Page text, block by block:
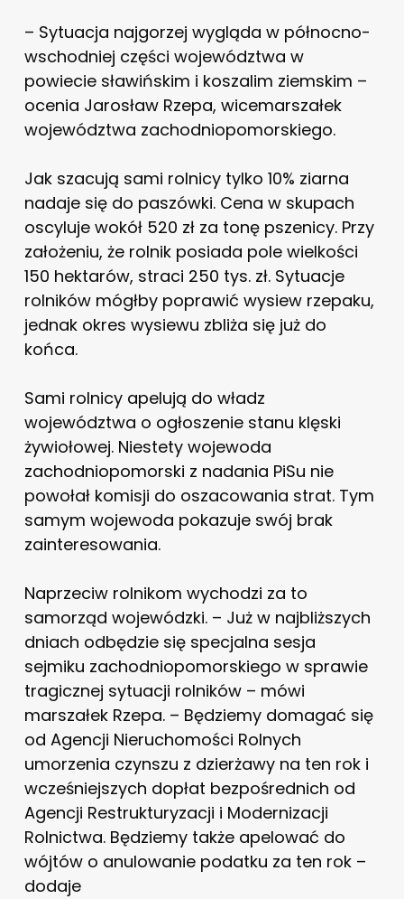
– Sytuacja najgorzej wygląda w północno-
wschodniej części województwa w
powiecie sławińskim i koszalim ziemskim –
ocenia Jarosław Rzepa, wicemarszałek
województwa zachodniopomorskiego.
Jak szacują sami rolnicy tylko 10% ziarna
nadaje się do paszówki. Cena w skupach
oscyluje wokół 520 zł za tonę pszenicy. Przy
założeniu, że rolnik posiada pole wielkości
150 hektarów, straci 250 tys. zł. Sytuacje
rolników mógłby poprawić wysiew rzepaku,
jednak okres wysiewu zbliża się już do
końca.
Sami rolnicy apelują do władz
województwa o ogłoszenie stanu klęski
żywiołowej. Niestety wojewoda
zachodniopomorski z nadania PiSu nie
powołał komisji do oszacowania strat. Tym
samym wojewoda pokazuje swój brak
zainteresowania.
Naprzeciw rolnikom wychodzi za to
samorząd wojewódzki. – Już w najbliższych
dniach odbędzie się specjalna sesja
sejmiku zachodniopomorskiego w sprawie
tragicznej sytuacji rolników – mówi
marszałek Rzepa. – Będziemy domagać się
od Agencji Nieruchomości Rolnych
umorzenia czynszu z dzierżawy na ten rok i
wcześniejszych dopłat bezpośrednich od
Agencji Restrukturyzacji i Modernizacji
Rolnictwa. Będziemy także apelować do
wójtów o anulowanie podatku za ten rok –
dodaje